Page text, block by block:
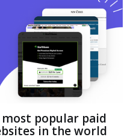
popular paid
in the world